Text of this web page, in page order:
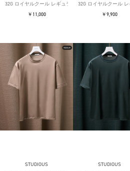
32G ロイヤルクール レギュラーTシャツ
￥11,000
32G ロイヤルクール
￥9,900
STUDIOUS
STUDIOUS